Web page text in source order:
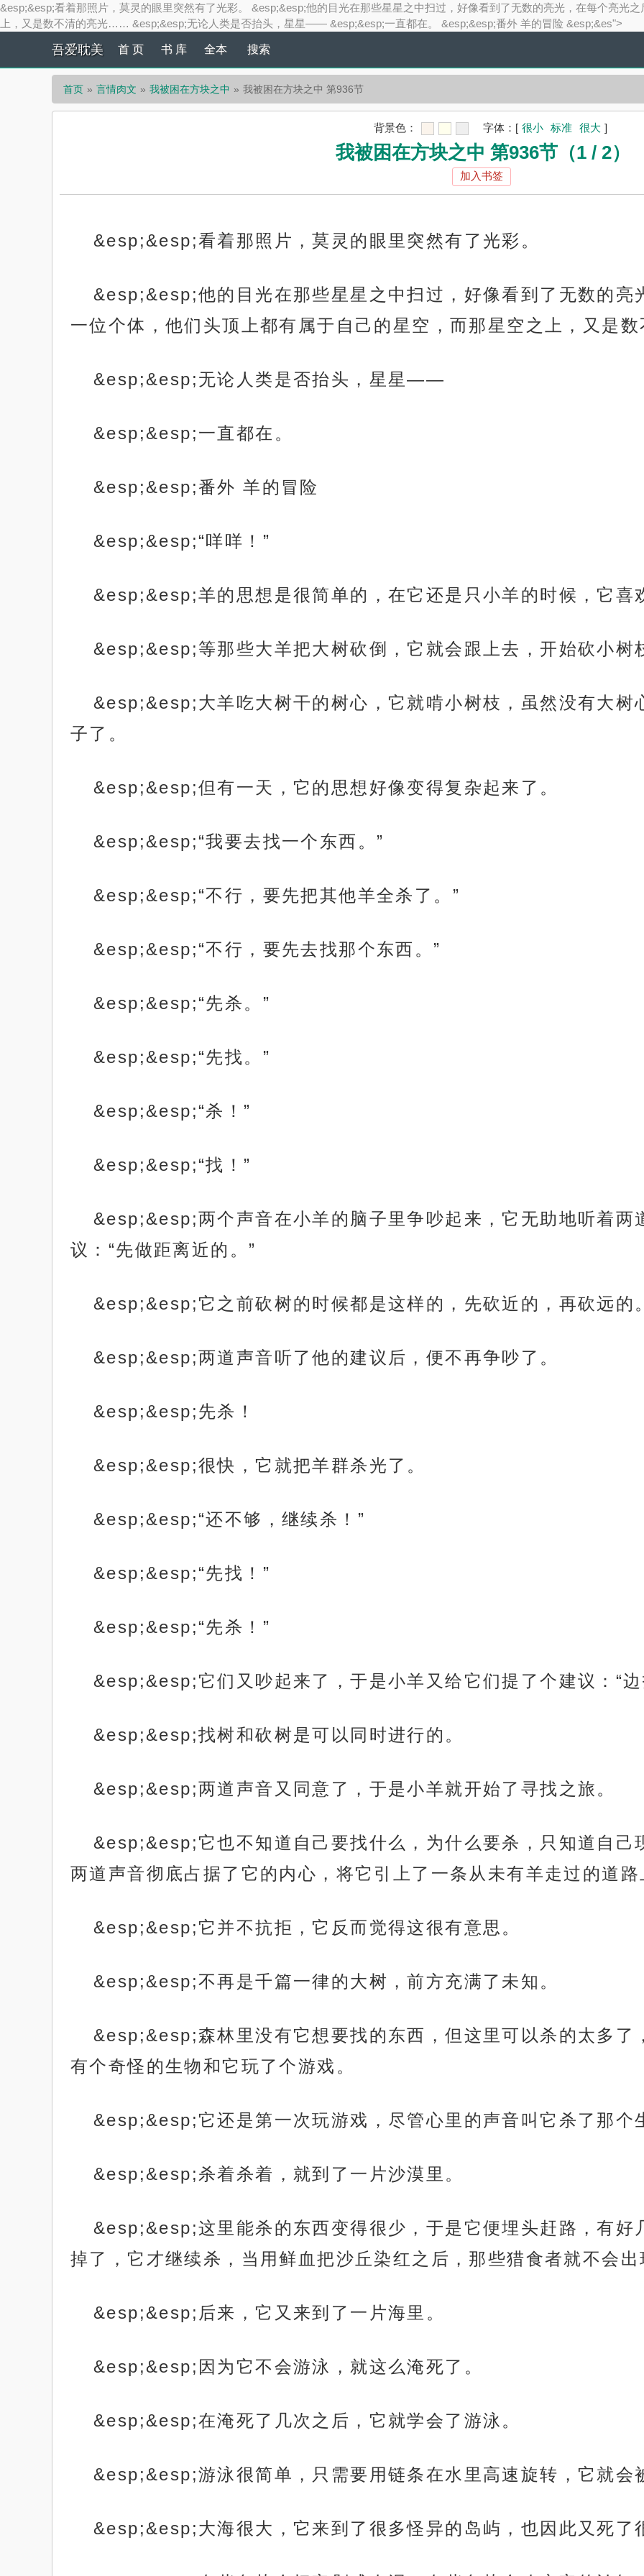
&esp;&esp;看着那照片，莫灵的眼里突然有了光彩。 &esp;&esp;他的目光在那些星星之中扫过，好像看到了无数的亮光，在每个亮光
上，又是数不清的亮光…… &esp;&esp;无论人类是否抬头，星星—— &esp;&esp;一直都在。 &esp;&esp;番外 羊的冒险 &esp;&es">
吾爱耽美 首 页 书 库 全本 搜索
首页 言情肉文 我被困在方块之中 我被困在方块之中 第936节
背景色： 字体： [ 很小 标准 很大 ]
我被困在方块之中 第936节（1 / 2）
加入书签
&esp;&esp;看着那照片，莫灵的眼里突然有了光彩。
&esp;&esp;他的目光在那些星星之中扫过，好像看到了无数的亮
一位个体，他们头顶上都有属于自己的星空，而那星空之上，又是
&esp;&esp;无论人类是否抬头，星星——
&esp;&esp;一直都在。
&esp;&esp;番外 羊的冒险
&esp;&esp;“咩咩！”
&esp;&esp;羊的思想是很简单的，在它还是只小羊的时候，它喜
&esp;&esp;等那些大羊把大树砍倒，它就会跟上去，开始砍小树
&esp;&esp;大羊吃大树干的树心，它就啃小树枝，虽然没有大树
子了。
&esp;&esp;但有一天，它的思想好像变得复杂起来了。
&esp;&esp;“我要去找一个东西。”
&esp;&esp;“不行，要先把其他羊全杀了。”
&esp;&esp;“不行，要先去找那个东西。”
&esp;&esp;“先杀。”
&esp;&esp;“先找。”
&esp;&esp;“杀！”
&esp;&esp;“找！”
&esp;&esp;两个声音在小羊的脑子里争吵起来，它无助地听着两
议：“先做距离近的。”
&esp;&esp;它之前砍树的时候都是这样的，先砍近的，再砍远的
&esp;&esp;两道声音听了他的建议后，便不再争吵了。
&esp;&esp;先杀！
&esp;&esp;很快，它就把羊群杀光了。
&esp;&esp;“还不够，继续杀！”
&esp;&esp;“先找！”
&esp;&esp;“先杀！”
&esp;&esp;它们又吵起来了，于是小羊又给它们提了个建议：“
&esp;&esp;找树和砍树是可以同时进行的。
&esp;&esp;两道声音又同意了，于是小羊就开始了寻找之旅。
&esp;&esp;它也不知道自己要找什么，为什么要杀，只知道自己
两道声音彻底占据了它的内心，将它引上了一条从未有羊走过的道路
&esp;&esp;它并不抗拒，它反而觉得这很有意思。
&esp;&esp;不再是千篇一律的大树，前方充满了未知。
&esp;&esp;森林里没有它想要找的东西，但这里可以杀的太多了
有个奇怪的生物和它玩了个游戏。
&esp;&esp;它还是第一次玩游戏，尽管心里的声音叫它杀了那个
&esp;&esp;杀着杀着，就到了一片沙漠里。
&esp;&esp;这里能杀的东西变得很少，于是它便埋头赶路，有好
掉了，它才继续杀，当用鲜血把沙丘染红之后，那些猎食者就不会
&esp;&esp;后来，它又来到了一片海里。
&esp;&esp;因为它不会游泳，就这么淹死了。
&esp;&esp;在淹死了几次之后，它就学会了游泳。
&esp;&esp;游泳很简单，只需要用链条在水里高速旋转，它就会
&esp;&esp;大海很大，它来到了很多怪异的岛屿，也因此又死了